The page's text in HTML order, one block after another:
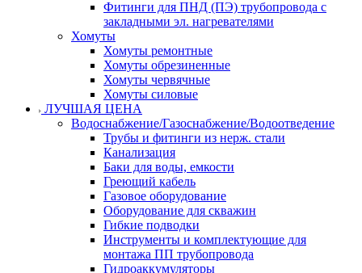
Фитинги для ПНД (ПЭ) трубопровода с
закладными эл. нагревателями
Хомуты
Хомуты ремонтные
Хомуты обрезиненные
Хомуты червячные
Хомуты силовые
ЛУЧШАЯ ЦЕНА
Водоснабжение/Газоснабжение/Водоотведение
Трубы и фитинги из нерж. стали
Канализация
Баки для воды, емкости
Греющий кабель
Газовое оборудование
Оборудование для скважин
Гибкие подводки
Инструменты и комплектующие для
монтажа ПП трубопровода
Гидроаккумуляторы